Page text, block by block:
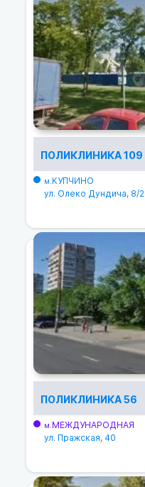
ПОЛИКЛИНИКА 109
м.КУПЧИНО
ул. Олеко Дундича, 8/2
ПОЛИКЛИНИКА 56
м.МЕЖДУНАРОДНАЯ
ул. Пражская, 40